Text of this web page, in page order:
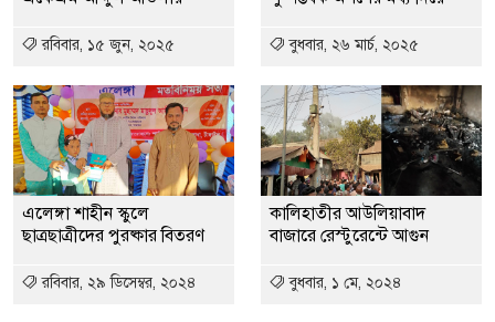
মৃত্যু, শয়ন ঘর থেকে যুবকের মরদেহ
উদ্ধার
১০
রবিবার, ১৫ জুন, ২০২৫ বুধবার, ২৬ মার্চ, ২০২৫
এলেঙ্গা শাহীন স্কুলে
ছাত্রছাত্রীদের পুরষ্কার বিতরণ
রবিবার, ২৯ ডিসেম্বর, ২০২৪
কালিহাতীর আউলিয়াবাদ
বাজারে রেস্টুরেন্টে আগুন
বুধবার, ১ মে, ২০২৪